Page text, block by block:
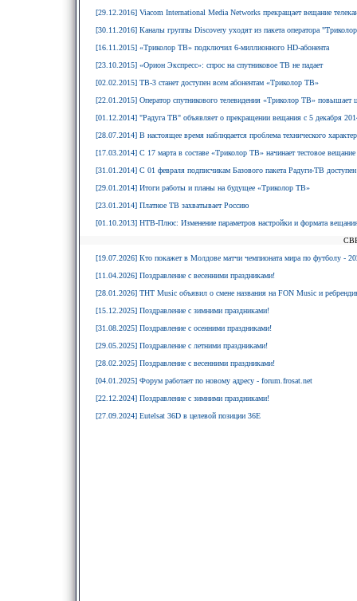
[29.12.2016] Viacom International Media Networks прекращает вещание
[30.11.2016] Каналы группы Discovery уходят из пакета оператора
[16.11.2015] «Триколор ТВ» подключил 6-миллионного HD-абонента
[23.10.2015] «Орион Экспресс»: спрос на спутниковое ТВ не падает
[02.02.2015] ТВ-3 станет доступен всем абонентам «Триколор ТВ»
[22.01.2015] Оператор спутникового телевидения «Триколор ТВ» повышает
[01.12.2014] "Радуга ТВ" объявляет о прекращении вещания с 5 декабря
[28.07.2014] В настоящее время наблюдается проблема технического
[17.03.2014] С 17 марта в составе «Триколор ТВ» начинает тестовое
[31.01.2014] С 01 февраля подписчикам Базового пакета Радуги-ТВ
[29.01.2014] Итоги работы и планы на будущее «Триколор ТВ»
[23.01.2014] Платное ТВ захватывает Россию
[01.10.2013] НТВ-Плюс: Изменение параметров настройки и формата
[19.07.2026] Кто покажет в Молдове матчи чемпионата мира по футболу -
[11.04.2026] Поздравление с весенними праздниками!
[28.01.2026] ТНТ Music объявил о смене названия на FON Music и
[15.12.2025] Поздравление с зимними праздниками!
[31.08.2025] Поздравление с осенними праздниками!
[29.05.2025] Поздравление с летними праздниками!
[28.02.2025] Поздравление с весенними праздниками!
[04.01.2025] Форум работает по новому адресу - forum.frosat.net
[22.12.2024] Поздравление с зимними праздниками!
[27.09.2024] Eutelsat 36D в целевой позиции 36E